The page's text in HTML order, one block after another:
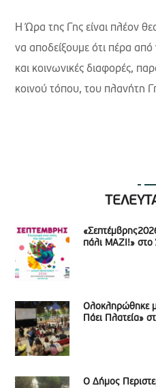
Η Ώρα της Γης είναι πλέον
να αποδείξουμε ότι πέρα από
και κοινωνικές διαφορές,
κοινού τόπου, του πλανήτη
πάλι ΜΑΖΙ!» στο
Ολοκληρώθηκε
Πάει Πλατεία»
Ο Δήμος